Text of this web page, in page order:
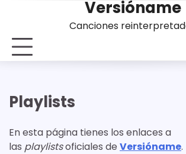
contenido
Versióname
Canciones
Playlists
En esta página tienes los enlaces a
las playlistsoficiales de Versióname.